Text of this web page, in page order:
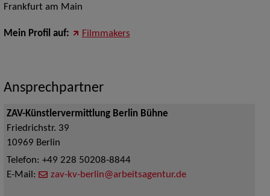
Frankfurt am Main
Mein Profil auf: Filmmakers
Ansprechpartner
ZAV-Künstlervermittlung Berlin Bühne
Friedrichstr. 39
10969 Berlin
Telefon: +49 228 50208-8844
E-Mail:
zav-kv-berlin@arbeitsagentur.de